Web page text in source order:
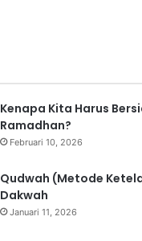
Kenapa Kita Harus
Ramadhan?
Februari 10, 2026
Qudwah (Metode
Dakwah
Januari 11, 2026